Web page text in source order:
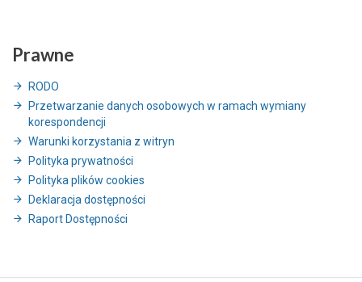
Prawne
RODO
Przetwarzanie danych osobowych w ramach wymiany
korespondencji
Warunki korzystania z witryn
Polityka prywatności
Polityka plików cookies
Deklaracja dostępności
Raport Dostępności